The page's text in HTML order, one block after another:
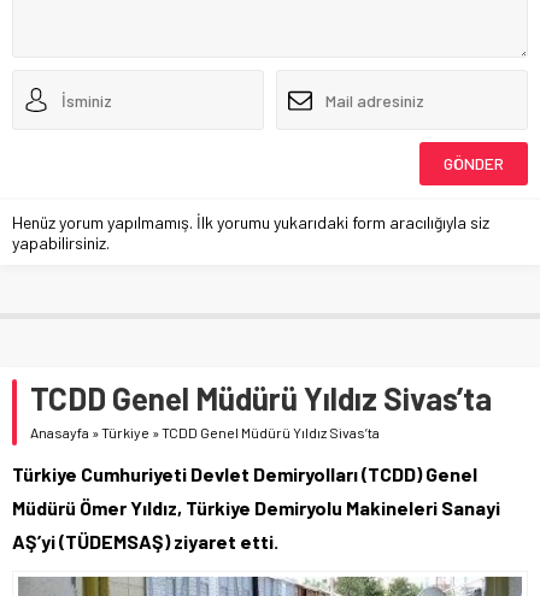
Henüz yorum yapılmamış. İlk yorumu yukarıdaki form aracılığıyla siz
yapabilirsiniz.
TCDD Genel Müdürü Yıldız Sivas’ta
Anasayfa »Türkiye »TCDD Genel Müdürü Yıldız Sivas’ta
Türkiye Cumhuriyeti Devlet Demiryolları (TCDD) Genel
Müdürü Ömer Yıldız, Türkiye Demiryolu Makineleri Sanayi
AŞ’yi (TÜDEMSAŞ) ziyaret etti.